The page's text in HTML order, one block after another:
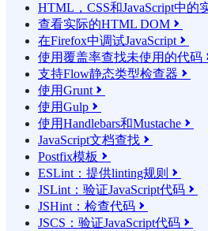
HTML，CSS和JavaScript中的
查看实际的HTML DOM 
在Firefox中调试JavaScript 
使用覆盖率查找未使用的代码
支持Flow静态类型检查器 
使用Grunt 
使用Gulp 
使用Handlebars和Mustache 
JavaScript文档查找 
Postfix模板 
ESLint：提供linting规则 
JSLint：验证JavaScript代码 
JSHint：检查代码 
JSCS：验证JavaScript代码 